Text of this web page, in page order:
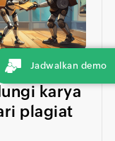
karya
plagiat
Jadwalkan demo